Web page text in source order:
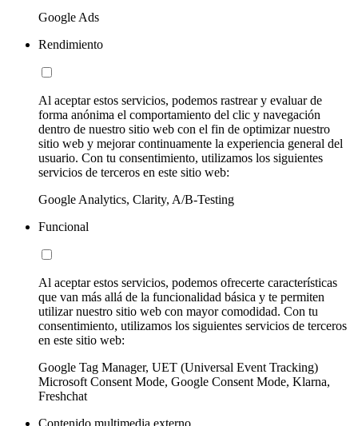
Google Ads
Rendimiento
Al aceptar estos servicios, podemos rastrear y evaluar de
forma anónima el comportamiento del clic y navegación
dentro de nuestro sitio web con el fin de optimizar nuestro
sitio web y mejorar continuamente la experiencia general del
usuario. Con tu consentimiento, utilizamos los siguientes
servicios de terceros en este sitio web:
Google Analytics, Clarity, A/B-Testing
Funcional
Al aceptar estos servicios, podemos ofrecerte características
que van más allá de la funcionalidad básica y te permiten
utilizar nuestro sitio web con mayor comodidad. Con tu
consentimiento, utilizamos los siguientes servicios de terceros
en este sitio web:
Google Tag Manager, UET (Universal Event Tracking)
Microsoft Consent Mode, Google Consent Mode, Klarna,
Freshchat